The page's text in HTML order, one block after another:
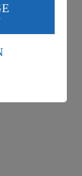
im Sinne
deine
EuGH sieht
an.
du